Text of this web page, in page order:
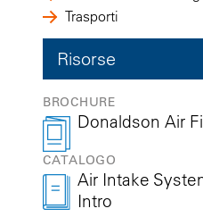
Trasporti
Risorse
BROCHURE
Donaldson Air
CATALOGO
Air Intake
Intro